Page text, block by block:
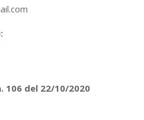
106 del 22/10/2020